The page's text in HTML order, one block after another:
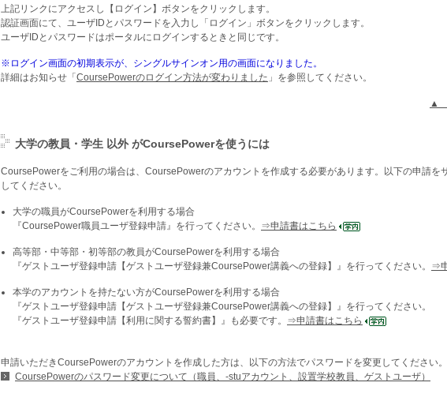
上記リンクにアクセスし【ログイン】ボタンをクリックします。
認証画面にて、ユーザIDとパスワードを入力し「ログイン」ボタンをクリックします。
ユーザIDとパスワードはポータルにログインするときと同じです。
※ログイン画面の初期表示が、シングルサインオン用の画面になりました。
詳細はお知らせ「 CoursePowerのログイン方法が変わりました 」を参照してください。
▲
大学の教員・学生 以外 がCoursePowerを使うには
CoursePowerをご利用の場合は、CoursePowerのアカウントを作成する必要があります。以下の申請を
してください。
大学の職員がCoursePowerを利用する場合
『CoursePower職員ユーザ登録申請』を行ってください。 ⇒申請書はこちら
高等部・中等部・初等部の教員がCoursePowerを利用する場合
『ゲストユーザ登録申請【ゲストユーザ登録兼CoursePower講義への登録】』を行ってください。 ⇒
本学のアカウントを持たない方がCoursePowerを利用する場合
『ゲストユーザ登録申請【ゲストユーザ登録兼CoursePower講義への登録】』を行ってください。
『ゲストユーザ登録申請【利用に関する誓約書】』も必要です。 ⇒申請書はこちら
申請いただきCoursePowerのアカウントを作成した方は、以下の方法でパスワードを変更してください。
CoursePowerのパスワード変更について（職員、-stuアカウント、設置学校教員、ゲストユーザ）